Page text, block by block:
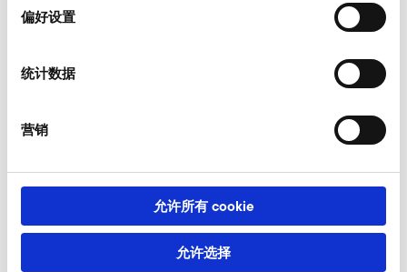
偏好设置
统计数据
营销
允许所有 cookie
允许选择
细过滤器的备用滤尘管